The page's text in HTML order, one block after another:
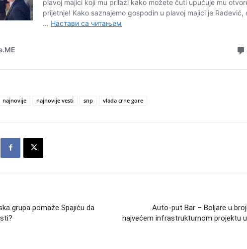
najnovije najnovije vesti snp vlada crne gore
grupa pomaže Spajiću da
Auto-put Bar – Boljare u
najvećem infrastrukturnom projektu